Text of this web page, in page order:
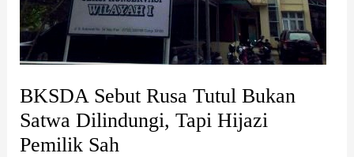
BKSDA Sebut Rusa Tutul Bukan
Satwa Dilindungi, Tapi Hijazi
Pemilik Sah
Sah